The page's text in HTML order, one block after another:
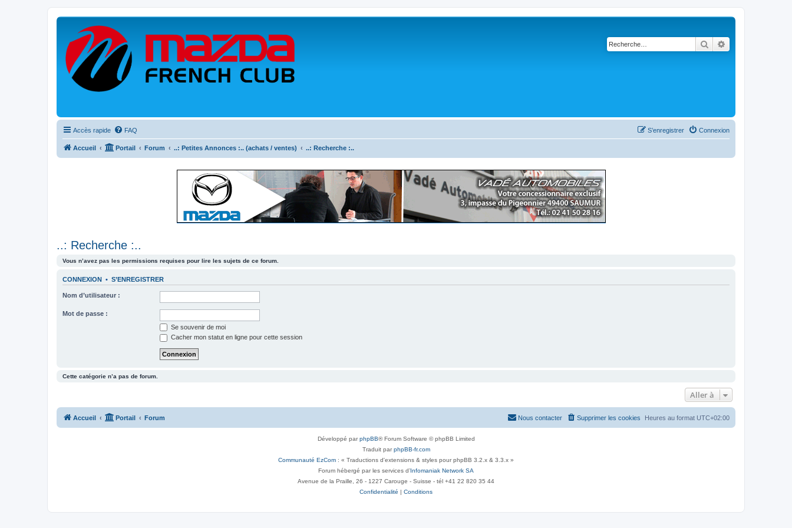
Rechercher
Accès rapide FAQ Connexion
S’enregistrer
Accueil Portail Forum ..: Petites Annonces :.. (achats / ventes) ..: Recherche :..
..: Recherche :..
Vous n’avez pas les permissions requises pour lire les sujets de ce forum.
CONNEXION • S’ENREGISTRER
Nom d’utilisateur :
Mot de passe :
Se souvenir de moi
Cacher mon statut en ligne pour cette session
Cette catégorie n’a pas de forum.
Aller à
Accueil Portail Forum Heures au format UTC+02:00
Supprimer les cookies
Nous contacter
Développé parphpBB® Forum Software © phpBB Limited
Traduit parphpBB-fr.com
Communauté EzCom : « Traductions d'extensions & styles pour phpBB 3.2.x & 3.3.x »
Forum hébergé par les services d’Infomaniak Network SA
Avenue de la Praille, 26 - 1227 Carouge - Suisse - tél +41 22 820 35 44
Confidentialité | Conditions